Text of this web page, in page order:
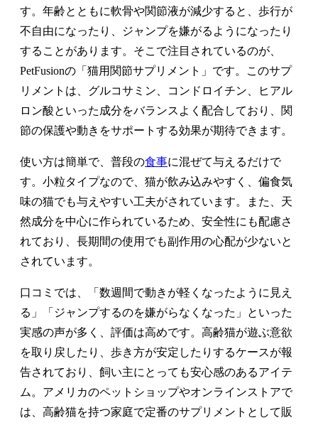
す。年齢とともに軟骨や関節液が減少すると、歩行が
不自由になったり、ジャンプを嫌がるようになったり
することがあります。そこで注目されているのが、
PetFusionの「猫用関節サプリメント」です。このサプ
リメントは、グルコサミン、コンドロイチン、ヒアル
ロン酸といった成分をバランスよく配合しており、関
節の保護や動きをサポートする効果が期待できます。
使い方は簡単で、普段の食事に混ぜて与えるだけで
す。小粒タイプなので、猫が飲み込みやすく、偏食気
味の猫でも与えやすい工夫がされています。また、天
然成分を中心に作られているため、安全性にも配慮さ
れており、長期間の使用でも副作用の心配が少ないと
されています。
口コミでは、「数週間で動きが軽くなったように見え
る」「ジャンプするのを嫌がらなくなった」といった
実感の声が多く、評価は高めです。高齢猫が遊ぶ意欲
を取り戻したり、歩き方が安定したりするケースが報
告されており、飼い主にとっても安心感のあるアイテ
ム。アメリカのペットショップやオンラインストアで
は、高齢猫を持つ家庭で定番のサプリメントとして販